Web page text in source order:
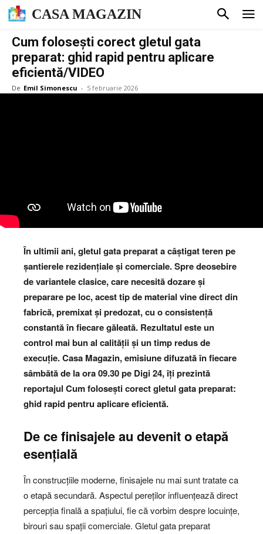
CASA MAGAZIN
Cum folosești corect gletul gata
preparat: ghid rapid pentru aplicare
eficientă/VIDEO
De Emil Simonescu - 5 februarie 2026
În ultimii ani, gletul gata preparat a câștigat teren pe
șantierele rezidențiale și comerciale. Spre deosebire
de variantele clasice, care necesită dozare și
preparare pe loc, acest tip de material vine direct din
fabrică, premixat și predozat, cu o consistență
constantă în fiecare găleată. Rezultatul este un
control mai bun al calității și un timp redus de
execuție.Casa Magazin, emisiune difuzată în fiecare
sâmbătă de la ora 09.30 pe Digi 24, îți prezintă
reportajul Cum folosești corect gletul gata preparat:
ghid rapid pentru aplicare eficientă.
De ce finisajele au devenit o etapă
esențială
În construcțiile moderne, finisajele nu mai sunt tratate ca
o etapă secundară. Aspectul pereților influențează direct
percepția finală a spațiului, fie că vorbim despre locuințe,
birouri sau spații comerciale. Gletul gata preparat